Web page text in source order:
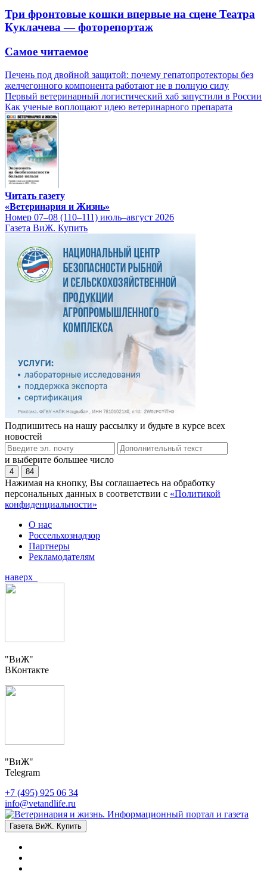
Три фронтовые кошки впервые на сцене Театра
Куклачева — фоторепортаж
Самое читаемое
Печень под двойной защитой: почему гепатопротекторы без
желчегонного компонента работают не в полную силу
Первый ветеринарный логистический хаб запустили в России
Как ученые воплощают идею ветеринарного препарата
Читать газету
«Ветеринария и Жизнь»
Номер 07–08 (110–111) июль–август 2026
Газета ВиЖ. Купить
Подпишитесь на нашу рассылку и будьте в курсе всех
новостей
и выберите большее число
4 84
Нажимая на кнопку, Вы соглашаетесь на обработку
персональных данных в соответствии с «Политикой
конфиденциальности»
О нас
Россельхознадзор
Партнеры
Рекламодателям
наверх
"ВиЖ"
ВКонтакте
"ВиЖ"
Telegram
+7 (495) 925 06 34
info@vetandlife.ru
Газета ВиЖ. Купить